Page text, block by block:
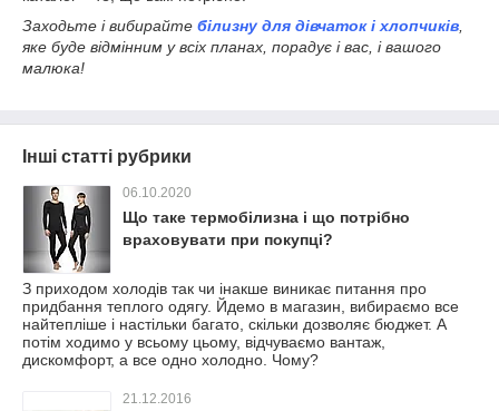
Заходьте і вибирайте білизну для дівчаток і хлопчиків
яке буде відмінним у всіх планах, порадує і вас, і вашого
малюка!
Інші статті рубрики
06.10.2020
Що таке термобілизна і що потрібно
враховувати при покупці?
З приходом холодів так чи інакше виникає питання про
придбання теплого одягу. Йдемо в магазин, вибираємо все
найтепліше і настільки багато, скільки дозволяє бюджет. А
потім ходимо у всьому цьому, відчуваємо вантаж,
дискомфорт, а все одно холодно. Чому?
21.12.2016